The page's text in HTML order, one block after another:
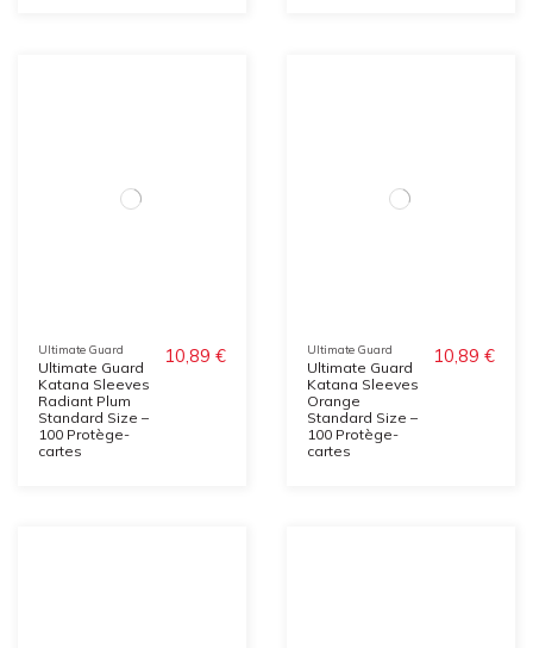
Ultimate Guard
Ultimate Guard
Katana Sleeves
Radiant Plum
Standard Size –
100 Protège-
cartes
10,89 € Ultimate Guard
Ultimate Guard
Katana Sleeves
Orange
Standard Size –
100 Protège-
cartes
10,89 €